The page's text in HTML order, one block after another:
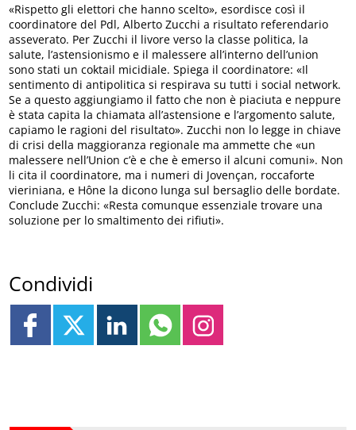
«Rispetto gli elettori che hanno scelto», esordisce così il
coordinatore del Pdl, Alberto Zucchi a risultato referendario
asseverato. Per Zucchi il livore verso la classe politica, la
salute, l’astensionismo e il malessere all’interno dell’union
sono stati un coktail micidiale. Spiega il coordinatore: «Il
sentimento di antipolitica si respirava su tutti i social network.
Se a questo aggiungiamo il fatto che non è piaciuta e neppure
è stata capita la chiamata all’astensione e l’argomento salute,
capiamo le ragioni del risultato». Zucchi non lo legge in chiave
di crisi della maggioranza regionale ma ammette che «un
malessere nell’Union c’è e che è emerso il alcuni comuni». Non
li cita il coordinatore, ma i numeri di Jovençan, roccaforte
vieriniana, e Hône la dicono lunga sul bersaglio delle bordate.
Conclude Zucchi: «Resta comunque essenziale trovare una
soluzione per lo smaltimento dei rifiuti».
Condividi